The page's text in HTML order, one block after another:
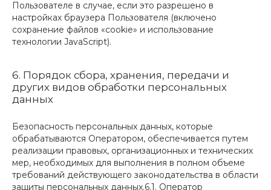
Пользователе в случае, если это разрешено в
настройках браузера Пользователя (включено
сохранение файлов «cookie» и использование
технологии JavaScript).
6. Порядок сбора, хранения, передачи и
других видов обработки персональных
данных
Безопасность персональных данных, которые
обрабатываются Оператором, обеспечивается путем
реализации правовых, организационных и технических
мер, необходимых для выполнения в полном объеме
требований действующего законодательства в области
защиты персональных данных.6.1. Оператор